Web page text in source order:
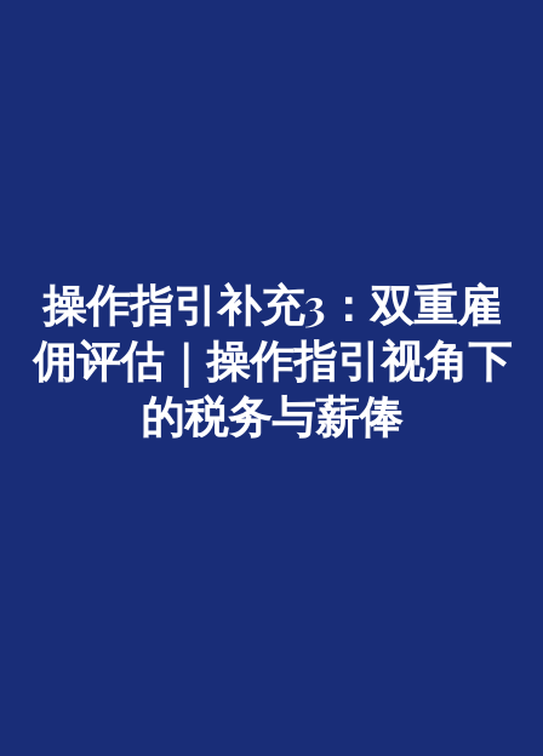
操作指引补充3：双重雇
佣评估｜操作指引视角下
的税务与薪俸